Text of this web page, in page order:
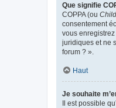
Que signifie
COPPA (ou
consentement
vous
juridiques et ne
forum ? ».
Haut
Je souhaite
Il est possible